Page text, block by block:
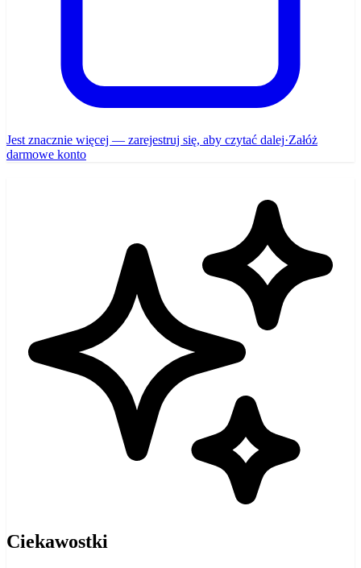
Jest znacznie więcej — zarejestruj się, aby czytać dalej·Załóż
darmowe konto
Ciekawostki